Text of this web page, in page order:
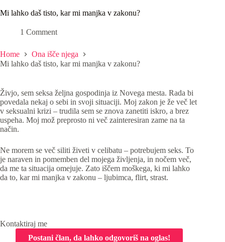
Mi lahko daš tisto, kar mi manjka v zakonu?
1 Comment
Home
Ona išče njega
Mi lahko daš tisto, kar mi manjka v zakonu?
Živjo, sem seksa željna gospodinja iz Novega mesta. Rada bi
povedala nekaj o sebi in svoji situaciji. Moj zakon je že več let
v seksualni krizi – trudila sem se znova zanetiti iskro, a brez
uspeha. Moj mož preprosto ni več zainteresiran zame na ta
način.
Ne morem se več siliti živeti v celibatu – potrebujem seks. To
je naraven in pomemben del mojega življenja, in nočem več,
da me ta situacija omejuje. Zato iščem moškega, ki mi lahko
da to, kar mi manjka v zakonu – ljubimca, flirt, strast.
Kontaktiraj me